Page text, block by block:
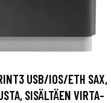
USB/IOS/ETH SAX,
SISÄLTÄEN VIRTA-